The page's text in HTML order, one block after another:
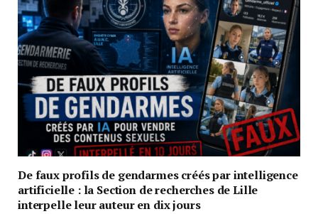
De faux profils de gendarmes créés par intelligence
artificielle : la Section de recherches de Lille
interpelle leur auteur en dix jours